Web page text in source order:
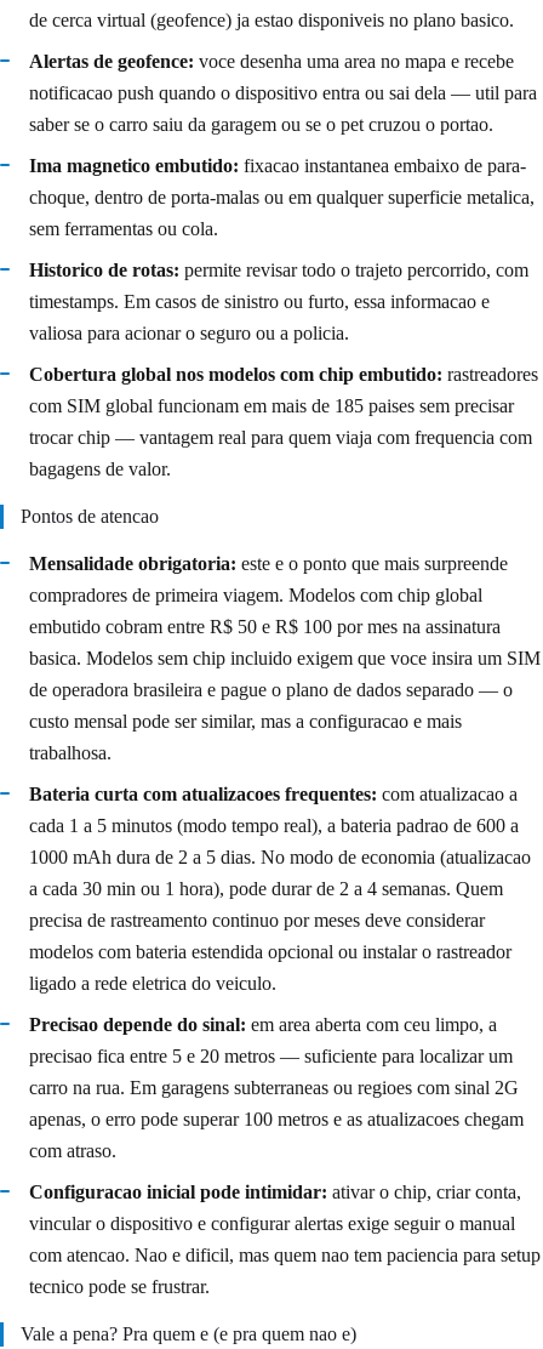
de cerca virtual (geofence) ja estao disponiveis no plano basico.
Alertas de geofence: voce desenha uma area no mapa e recebe
notificacao push quando o dispositivo entra ou sai dela — util para
saber se o carro saiu da garagem ou se o pet cruzou o portao.
Ima magnetico embutido: fixacao instantanea embaixo de para-
choque, dentro de porta-malas ou em qualquer superficie metalica,
sem ferramentas ou cola.
Historico de rotas: permite revisar todo o trajeto percorrido, com
timestamps. Em casos de sinistro ou furto, essa informacao e
valiosa para acionar o seguro ou a policia.
Cobertura global nos modelos com chip embutido: rastreadores
com SIM global funcionam em mais de 185 paises sem precisar
trocar chip — vantagem real para quem viaja com frequencia com
bagagens de valor.
Pontos de atencao
Mensalidade obrigatoria: este e o ponto que mais surpreende
compradores de primeira viagem. Modelos com chip global
embutido cobram entre R$ 50 e R$ 100 por mes na assinatura
basica. Modelos sem chip incluido exigem que voce insira um SIM
de operadora brasileira e pague o plano de dados separado — o
custo mensal pode ser similar, mas a configuracao e mais
trabalhosa.
Bateria curta com atualizacoes frequentes: com atualizacao a
cada 1 a 5 minutos (modo tempo real), a bateria padrao de 600 a
1000 mAh dura de 2 a 5 dias. No modo de economia (atualizacao
a cada 30 min ou 1 hora), pode durar de 2 a 4 semanas. Quem
precisa de rastreamento continuo por meses deve considerar
modelos com bateria estendida opcional ou instalar o rastreador
ligado a rede eletrica do veiculo.
Precisao depende do sinal: em area aberta com ceu limpo, a
precisao fica entre 5 e 20 metros — suficiente para localizar um
carro na rua. Em garagens subterraneas ou regioes com sinal 2G
apenas, o erro pode superar 100 metros e as atualizacoes chegam
com atraso.
Configuracao inicial pode intimidar: ativar o chip, criar conta,
vincular o dispositivo e configurar alertas exige seguir o manual
com atencao. Nao e dificil, mas quem nao tem paciencia para setup
tecnico pode se frustrar.
Vale a pena? Pra quem e (e pra quem nao e)